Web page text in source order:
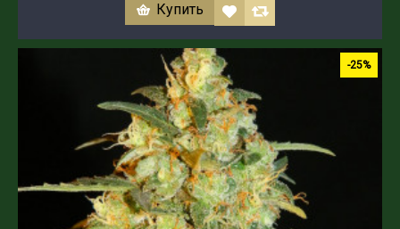
Купить
-25%